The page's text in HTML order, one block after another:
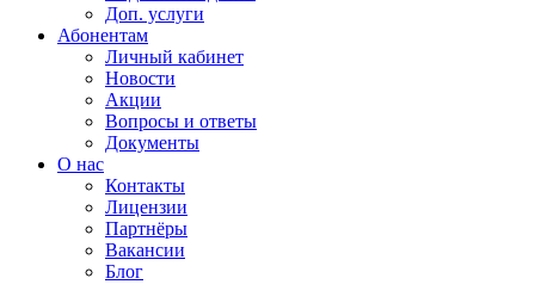
Доп. услуги
Абонентам
Личный кабинет
Новости
Акции
Вопросы и ответы
Документы
О нас
Контакты
Лицензии
Партнёры
Вакансии
Блог